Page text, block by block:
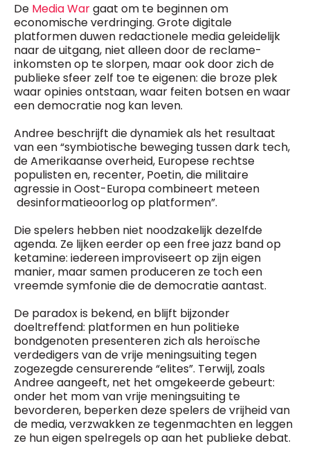
De Media Wargaat om te beginnen om
economische verdringing. Grote digitale
platformen duwen redactionele media geleidelijk
naar de uitgang, niet alleen door de reclame-
inkomsten op te slorpen, maar ook door zich de
publieke sfeer zelf toe te eigenen: die broze plek
waar opinies ontstaan, waar feiten botsen en waar
een democratie nog kan leven.
Andree beschrijft die dynamiek als het resultaat
van een “symbiotische beweging tussen dark tech,
de Amerikaanse overheid, Europese rechtse
populisten en, recenter, Poetin, die militaire
agressie in Oost-Europa combineert meteen
desinformatieoorlog op platformen”.
Die spelers hebben niet noodzakelijk dezelfde
agenda. Ze lijken eerder op een free jazz band op
ketamine: iedereen improviseert op zijn eigen
manier, maar samen produceren ze toch een
vreemde symfonie die de democratie aantast.
De paradox is bekend, en blijft bijzonder
doeltreffend: platformen en hun politieke
bondgenoten presenteren zich als heroïsche
verdedigers van de vrije meningsuiting tegen
zogezegde censurerende “elites”. Terwijl, zoals
Andree aangeeft, net het omgekeerde gebeurt:
onder het mom van vrije meningsuiting te
bevorderen, beperken deze spelers de vrijheid van
de media, verzwakken ze tegenmachten en leggen
ze hun eigen spelregels op aan het publieke debat.